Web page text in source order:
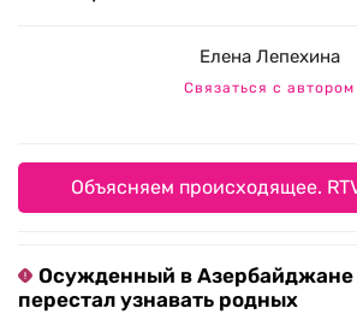
Елена Лепехина
Связаться с автором
Объясняем происходящее.
Осужденный в Азербайджане
перестал узнавать родных